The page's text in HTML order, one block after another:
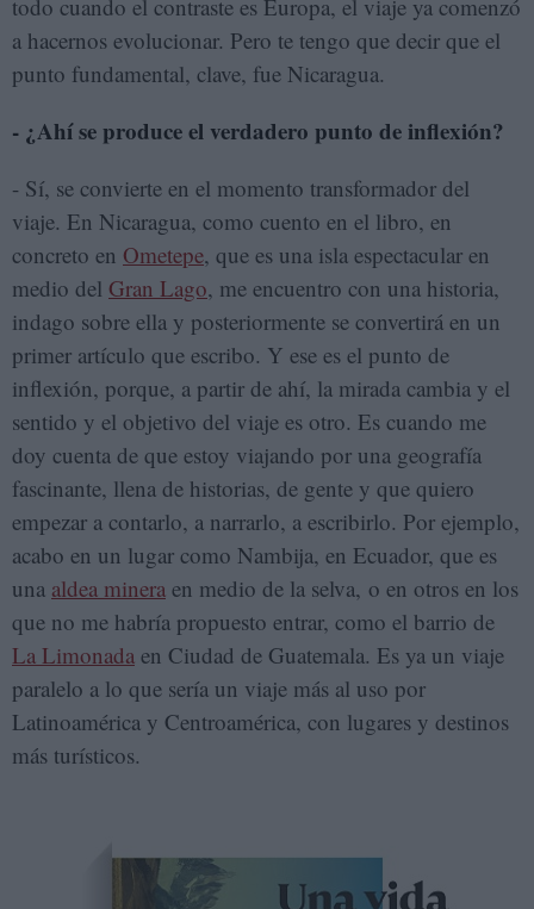
todo cuando el contraste es Europa, el viaje ya comenzó
a hacernos evolucionar. Pero te tengo que decir que el
punto fundamental, clave, fue Nicaragua.
- ¿Ahí se produce el verdadero punto de inflexión?
- Sí, se convierte en el momento transformador del
viaje. En Nicaragua, como cuento en el libro, en
concreto en Ometepe, que es una isla espectacular en
medio del Gran Lago, me encuentro con una historia,
indago sobre ella y posteriormente se convertirá en un
primer artículo que escribo. Y ese es el punto de
inflexión, porque, a partir de ahí, la mirada cambia y el
sentido y el objetivo del viaje es otro. Es cuando me
doy cuenta de que estoy viajando por una geografía
fascinante, llena de historias, de gente y que quiero
empezar a contarlo, a narrarlo, a escribirlo. Por ejemplo,
acabo en un lugar como Nambija, en Ecuador, que es
una aldea minera en medio de la selva, o en otros en los
que no me habría propuesto entrar, como el barrio de
La Limonada en Ciudad de Guatemala. Es ya un viaje
paralelo a lo que sería un viaje más al uso por
Latinoamérica y Centroamérica, con lugares y destinos
más turísticos.